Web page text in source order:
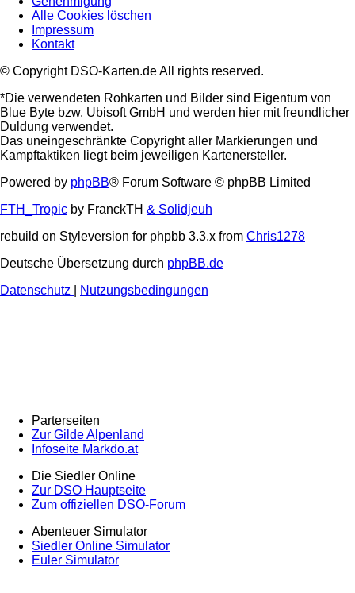
Alle Cookies löschen
Impressum
Kontakt
© Copyright DSO-Karten.de All rights reserved.
*Die verwendeten Rohkarten und Bilder sind Eigentum von
Blue Byte bzw. Ubisoft GmbH und werden hier mit freundlicher
Duldung verwendet.
Das uneingeschränkte Copyright aller Markierungen und
Kampftaktiken liegt beim jeweiligen Kartenersteller.
Powered by phpBB® Forum Software © phpBB Limited
FTH_Tropic by FranckTH & Solidjeuh
rebuild on Styleversion for phpbb 3.3.x from Chris1278
Deutsche Übersetzung durch phpBB.de
Datenschutz
Nutzungsbedingungen
Parterseiten
Zur Gilde Alpenland
Infoseite Markdo.at
Die Siedler Online
Zur DSO Hauptseite
Zum offiziellen DSO-Forum
Abenteuer Simulator
Siedler Online Simulator
Euler Simulator